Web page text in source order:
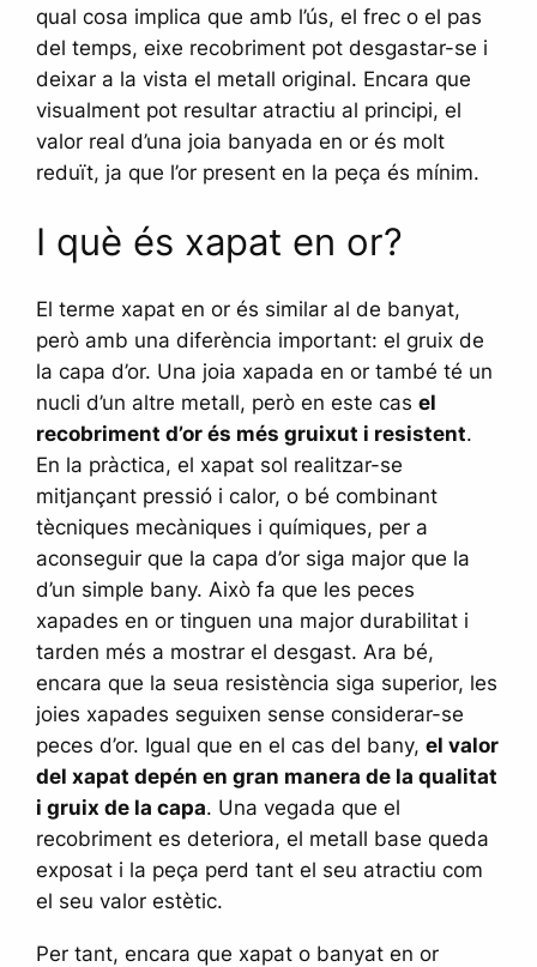
qual cosa implica que amb l’ús, el frec o el pas
del temps, eixe recobriment pot desgastar-se i
deixar a la vista el metall original. Encara que
visualment pot resultar atractiu al principi, el
valor real d’una joia banyada en or és molt
reduït, ja que l’or present en la peça és mínim.
I què és xapat en or?
El terme xapat en or és similar al de banyat,
però amb una diferència important: el gruix de
la capa d’or. Una joia xapada en or també té un
nucli d’un altre metall, però en este casel
recobriment d’or és més gruixut i resistent.
En la pràctica, el xapat sol realitzar-se
mitjançant pressió i calor, o bé combinant
tècniques mecàniques i químiques, per a
aconseguir que la capa d’or siga major que la
d’un simple bany. Això fa que les peces
xapades en or tinguen una major durabilitat i
tarden més a mostrar el desgast. Ara bé,
encara que la seua resistència siga superior, les
joies xapades seguixen sense considerar-se
peces d’or. Igual que en el cas del bany,el valor
del xapat depén en gran manera de la qualitat
i gruix de la capa. Una vegada que el
recobriment es deteriora, el metall base queda
exposat i la peça perd tant el seu atractiu com
el seu valor estètic.
Per tant, encara que xapat o banyat en or